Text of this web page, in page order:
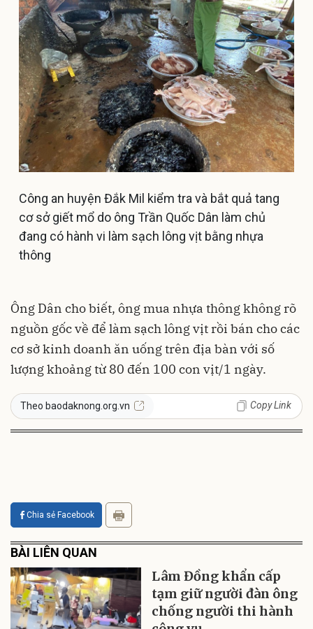
Công an huyện Đắk Mil kiểm tra và bắt quả tang
cơ sở giết mổ do ông Trần Quốc Dân làm chủ
đang có hành vi làm sạch lông vịt bằng nhựa
thông
Ông Dân cho biết, ông mua nhựa thông không rõ
nguồn gốc về để làm sạch lông vịt rồi bán cho các
cơ sở kinh doanh ăn uống trên địa bàn với số
lượng khoảng từ 80 đến 100 con vịt/1 ngày.
Theo baodaknong.org.vn Copy Link
Chia sẻ Facebook
BÀI LIÊN QUAN
Lâm Đồng khẩn cấp
tạm giữ người đàn ông
chống người thi hành